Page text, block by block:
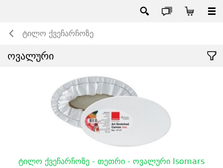
ტილო ქვეჩარჩოზე
ოვალური
ტილო ქვეჩარჩოზე - თეთრი - ოვალური Isomars